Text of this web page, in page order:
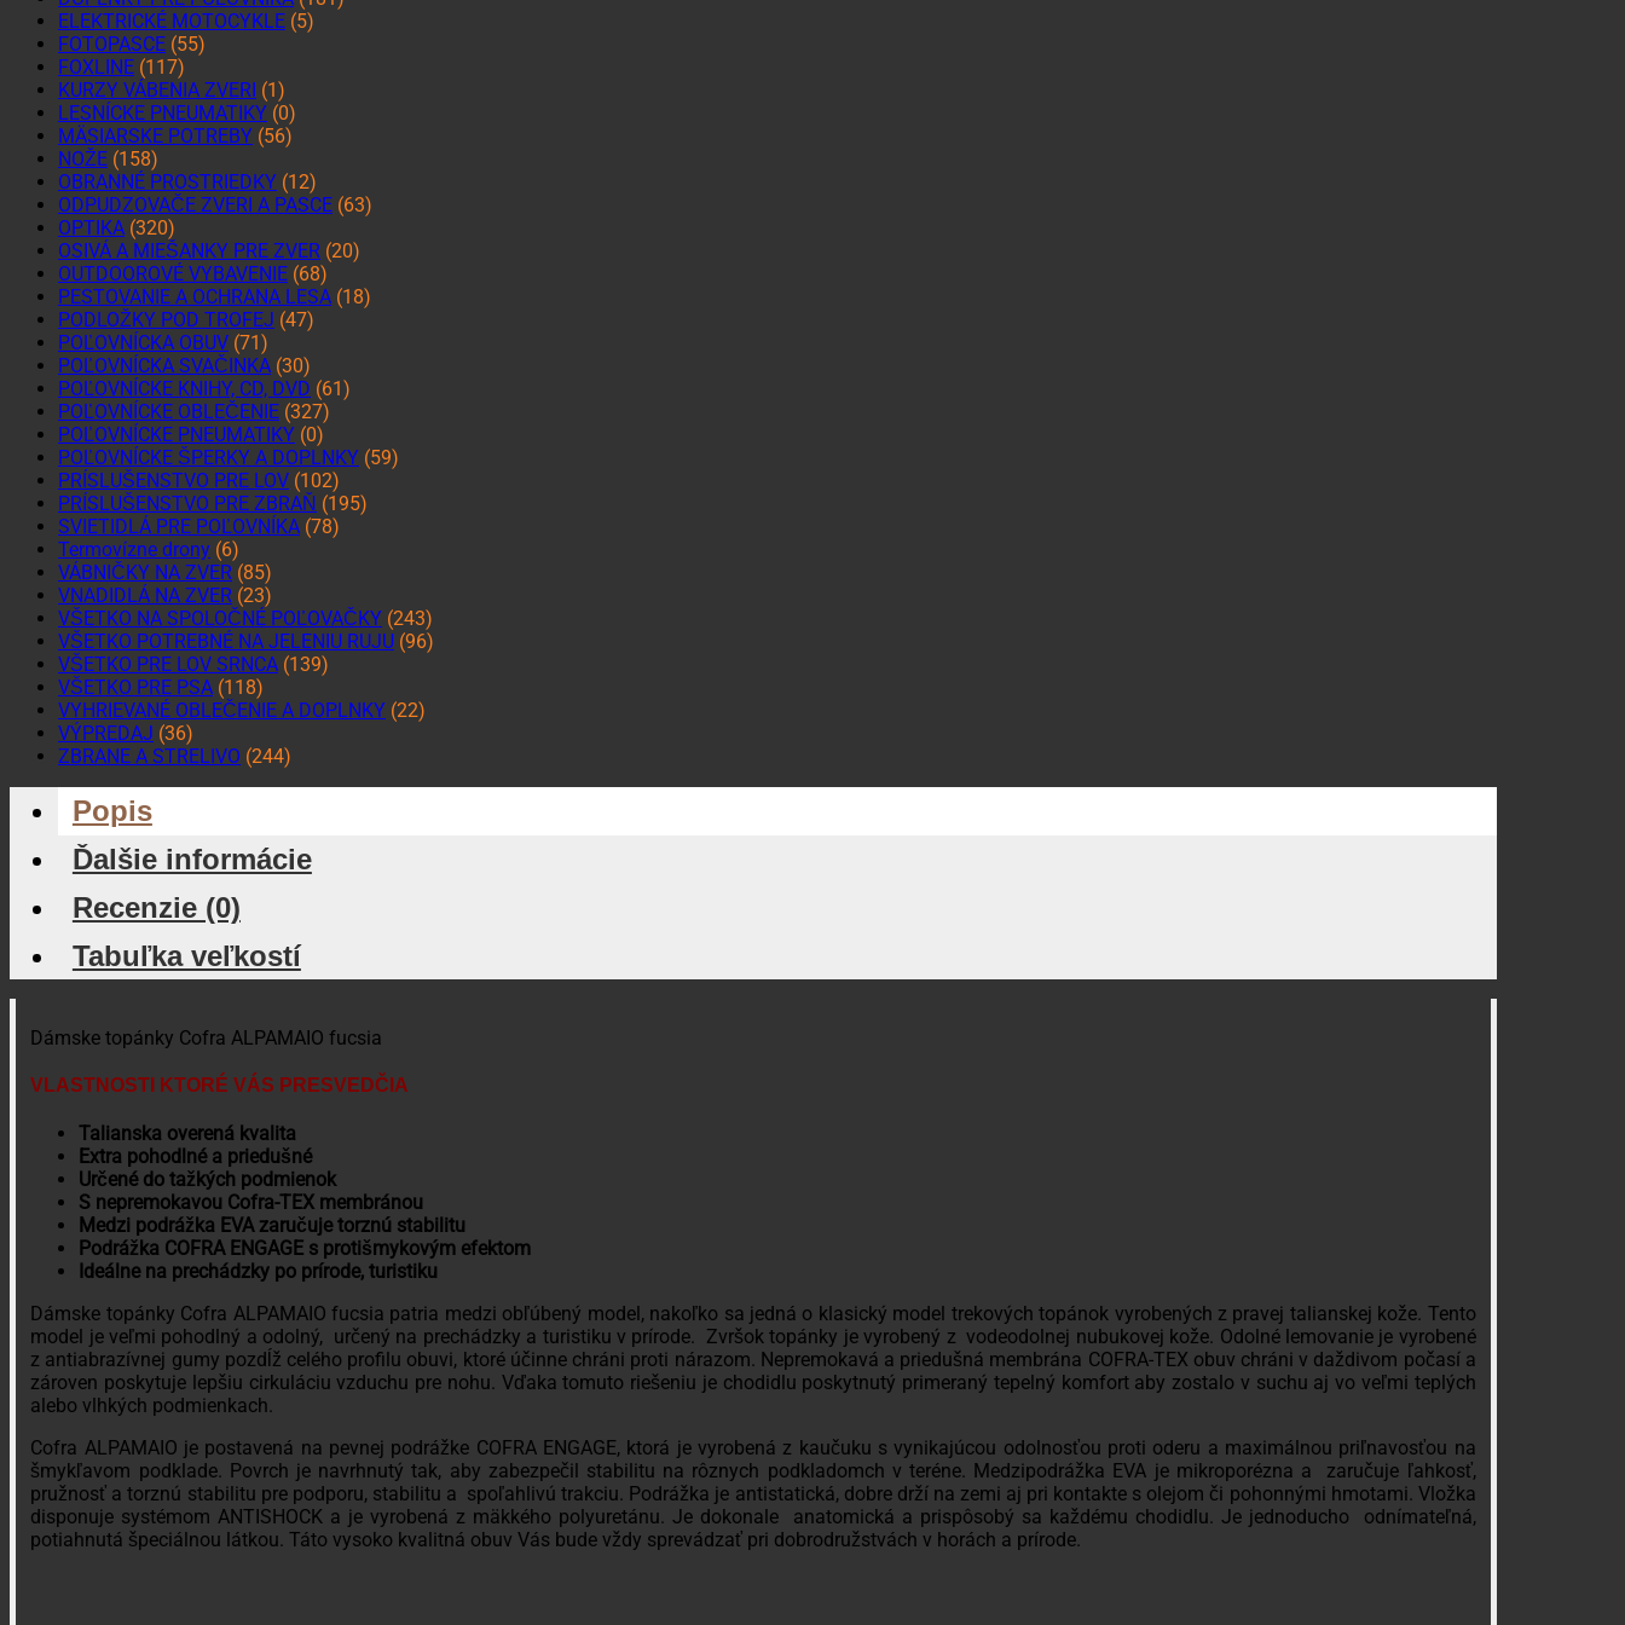
ELEKTRICKÉ MOTOCYKLE (5)
FOTOPASCE (55)
FOXLINE (117)
KURZY VÁBENIA ZVERI (1)
LESNÍCKE PNEUMATIKY (0)
MÄSIARSKE POTREBY (56)
NOŽE (158)
OBRANNÉ PROSTRIEDKY (12)
ODPUDZOVAČE ZVERI A PASCE (63)
OPTIKA (320)
OSIVÁ A MIEŠANKY PRE ZVER (20)
OUTDOOROVÉ VYBAVENIE (68)
PESTOVANIE A OCHRANA LESA (18)
PODLOŽKY POD TROFEJ (47)
POĽOVNÍCKA OBUV (71)
POĽOVNÍCKA SVAČINKA (30)
POĽOVNÍCKE KNIHY, CD, DVD (61)
POĽOVNÍCKE OBLEČENIE (327)
POĽOVNÍCKE PNEUMATIKY (0)
POĽOVNÍCKE ŠPERKY A DOPLNKY (59)
PRÍSLUŠENSTVO PRE LOV (102)
PRÍSLUŠENSTVO PRE ZBRAŇ (195)
SVIETIDLÁ PRE POĽOVNÍKA (78)
Termovízne drony (6)
VÁBNIČKY NA ZVER (85)
VNADIDLÁ NA ZVER (23)
VŠETKO NA SPOLOČNÉ POĽOVAČKY (243)
VŠETKO POTREBNÉ NA JELENIU RUJU (96)
VŠETKO PRE LOV SRNCA (139)
VŠETKO PRE PSA (118)
VYHRIEVANÉ OBLEČENIE A DOPLNKY (22)
VÝPREDAJ (36)
ZBRANE A STRELIVO (244)
Popis
Ďalšie informácie
Recenzie (0)
Tabuľka veľkostí
Dámske topánky Cofra ALPAMAIO fucsia
VLASTNOSTI KTORÉ VÁS PRESVEDČIA
Talianska overená kvalita
Extra pohodlné a priedušné
Určené do tažkých podmienok
S nepremokavou Cofra-TEX membránou
Medzi podrážka EVA zaručuje torznú stabilitu
Podrážka COFRA ENGAGE s protišmykovým efektom
Ideálne na prechádzky po prírode, turistiku
Dámske topánky Cofra ALPAMAIO fucsia patria medzi obľúbený model, nakoľko sa jedná o klasický model trekových topánok vyrobených z pravej talianskej kože. Tento
model je veľmi pohodlný a odolný, určený na prechádzky a turistiku v prírode. Zvršok topánky je vyrobený z vodeodolnej nubukovej kože. Odolné lemovanie je vyrobené
z antiabrazívnej gumy pozdĺž celého profilu obuvi, ktoré účinne chráni proti nárazom. Nepremokavá a priedušná membrána COFRA-TEX obuv chráni v daždivom počasí a
zároven poskytuje lepšiu cirkuláciu vzduchu pre nohu. Vďaka tomuto riešeniu je chodidlu poskytnutý primeraný tepelný komfort aby zostalo v suchu aj vo veľmi teplých
alebo vlhkých podmienkach.
Cofra ALPAMAIO je postavená na pevnej podrážke COFRA ENGAGE, ktorá je vyrobená z kaučuku s vynikajúcou odolnosťou proti oderu a maximálnou priľnavosťou na
šmykľavom podklade. Povrch je navrhnutý tak, aby zabezpečil stabilitu na rôznych podkladomch v teréne. Medzipodrážka EVA je mikroporézna a zaručuje ľahkosť,
pružnosť a torznú stabilitu pre podporu, stabilitu a spoľahlivú trakciu. Podrážka je antistatická, dobre drží na zemi aj pri kontakte s olejom či pohonnými hmotami. Vložka
disponuje systémom ANTISHOCK a je vyrobená z mäkkého polyuretánu. Je dokonale anatomická a prispôsobý sa každému chodidlu. Je jednoducho odnímateľná,
potiahnutá špeciálnou látkou. Táto vysoko kvalitná obuv Vás bude vždy sprevádzať pri dobrodružstvách v horách a prírode.